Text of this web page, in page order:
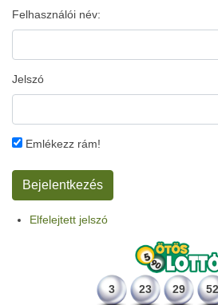
Felhasználói név:
Jelszó
Emlékezz rám!
Elfelejtett jelszó
3 23 29 52